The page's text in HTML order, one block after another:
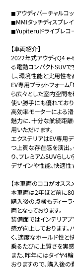
◼︎アウディバーチャルコッ
◼︎MMIタッチディスプレイ
◼︎Yupiteruドライブレコ
【車両紹介】
2022年式アウディQ4
る電動コンパクトSUV
し、環境性能と実用性を
EV専用プラットフォーム
ら広々とした室内空間
使い勝手にも優れており
高効率モーターによる
魅力に、十分な航続距
用いただけます。
エクステリアはEV専用
つ上質な存在感を演出
り、プレミアムSUVらし
デザインや性能、快適性
【本車両のココがオススメ
本車両は2年ほど前に
購入後の点検もディー
両となっております。
装備面ではインテリア
感が向上しております
く、適度なホールド性と
乗るたびに上質さを実感
また、昨年にはタイヤ4
おりますので、購入後の